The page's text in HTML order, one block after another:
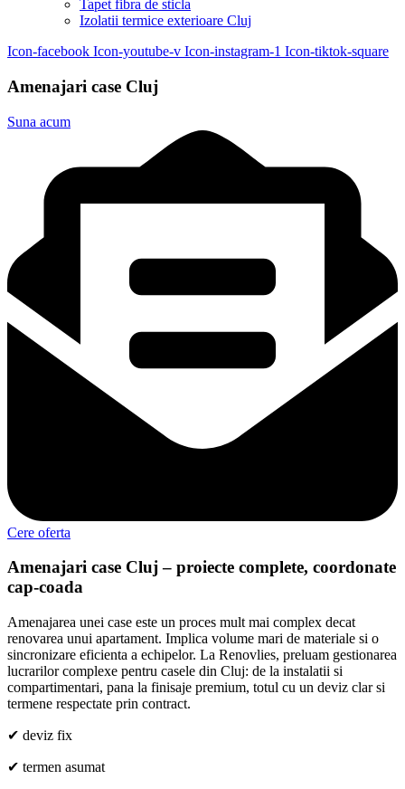
Tapet fibra de sticla
Izolatii termice exterioare Cluj
Icon-facebook Icon-youtube-v Icon-instagram-1 Icon-tiktok-square
Amenajari case Cluj
Suna acum
Cere oferta
Amenajari case Cluj – proiecte complete, coordonate
cap-coada
Amenajarea unei case este un proces mult mai complex decat
renovarea unui apartament. Implica volume mari de materiale si o
sincronizare eficienta a echipelor. La Renovlies, preluam gestionarea
lucrarilor complexe pentru casele din Cluj: de la instalatii si
compartimentari, pana la finisaje premium, totul cu un deviz clar si
termene respectate prin contract.
✔ deviz fix
✔ termen asumat